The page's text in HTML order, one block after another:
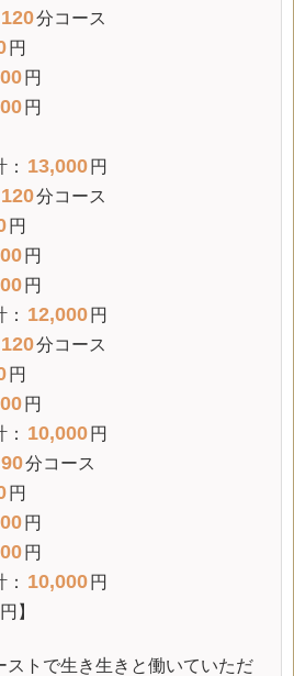
120分コース
円
円
円
13,000 円
120分コース
円
円
円
12,000 円
120分コース
円
円
10,000 円
90分コース
円
円
円
10,000 円
円】
ストで生き生きと働いていただ